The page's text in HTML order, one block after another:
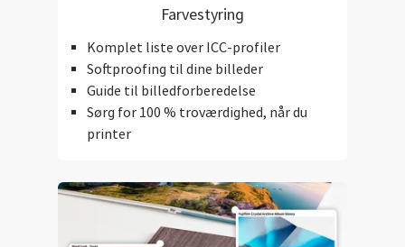
Farvestyring
Komplet liste over ICC-profiler
Softproofing til dine billeder
Guide til billedforberedelse
Sørg for 100 % troværdighed, når du
printer